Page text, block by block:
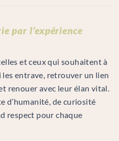
par l’expérience
et ceux qui souhaitent à
entrave, retrouver un lien
renouer avec leur élan vital.
d’humanité, de curiosité
respect pour chaque